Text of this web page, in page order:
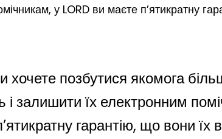
у LORD ви маєте п’ятикратну
позбутися якомога
і залишити їх електронним
гарантію, що вони їх